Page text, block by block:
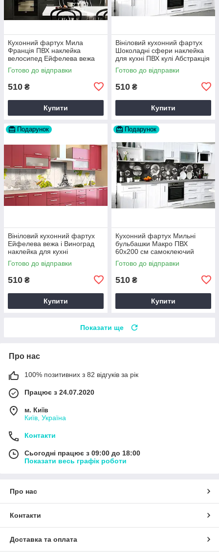
Кухонний фартух Мила
Франція ПВХ наклейка
велосипед Ейфелева вежа
Бежевий 60х200 см Happy
Pocket Z180806
Готово до відправки
510 ₴
Купити
Вініловий кухонний фартух
Шоколадні сфери наклейка
для кухні ПВХ кулі Абстракція
Бежевий Happy Pocket
Z181709
Готово до відправки
510 ₴
Купити
Подарунок
Вініловий кухонний фартух
Ейфелева вежа і Виноград
наклейка для кухні
Абстракція Сірий Happy
Pocket Z181460
Готово до відправки
510 ₴
Купити
Подарунок
Кухонний фартух Мильні
бульбашки Макро ПВХ
60х200 см самоклеючий
вініловий Текстура Сірий
Happy Pocket Z183363
Готово до відправки
510 ₴
Купити
Показати ще
Про нас
100% позитивних з 82 відгуків за рік
Працює з 24.07.2020
м. Київ
Київ, Україна
Контакти
Сьогодні працює з 09:00 до 18:00
Показати весь графік роботи
Про нас
Контакти
Доставка та оплата